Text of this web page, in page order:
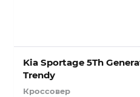
Kia Sportage 5Th
Trendy
Кроссовер